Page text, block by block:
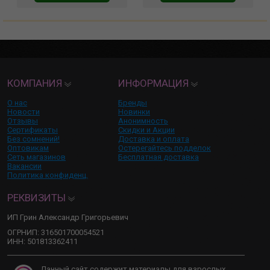
КОМПАНИЯ
О нас
Новости
Отзывы
Сертификаты
Без сомнений!
Оптовикам
Сеть магазинов
Вакансии
Политика конфиденц.
ИНФОРМАЦИЯ
Бренды
Новинки
Анонимность
Скидки и Акции
Доставка и оплата
Остерегайтесь подделок
Бесплатная доставка
РЕКВИЗИТЫ
ИП Грин Александр Григорьевич
ОГРНИП: 316501700054521
ИНН: 501813362411